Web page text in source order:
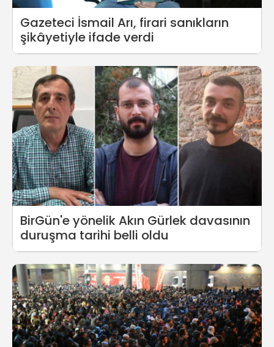
Gazeteci İsmail Arı, firari sanıkların
şikâyetiyle ifade verdi
BirGün'e yönelik Akın Gürlek davasının
duruşma tarihi belli oldu